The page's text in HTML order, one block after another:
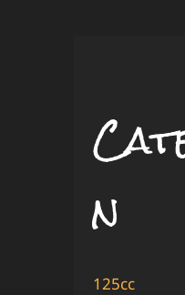
n
125cc